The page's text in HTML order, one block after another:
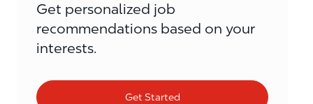
Get personalized job
recommendations based on your
interests.
Get Started